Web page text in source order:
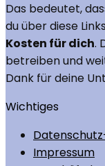
Das bedeutet,
du über diese
Kosten für dich.
betreiben und
Dank für deine
Wichtiges
Impressum